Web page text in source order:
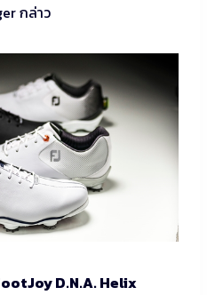
กล่าว
D.N.A. Helix